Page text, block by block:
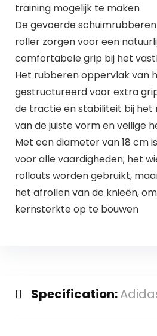
training mogelijk te maken
De gevoerde
roller zorgen voor een
comfortabele grip bij het
Het rubberen oppervlak van
gestructureerd voor extra
de tractie en stabiliteit bij het
van de juiste vorm en veilige
Met een diameter van 18 cm
voor alle vaardigheden; het
rollouts worden gebruikt,
het afrollen van de knieën,
kernsterkte op te bouwen
Specification: